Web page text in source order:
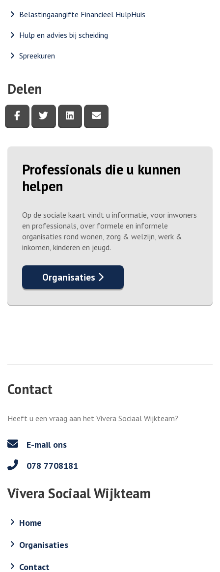
Belastingaangifte Financieel HulpHuis
Hulp en advies bij scheiding
Spreekuren
Delen
Deel deze pagina via Facebook
Deel deze pagina via Twitter
Deel deze pagina via LinkedIn
Professionals die u kunnen
helpen
Op de sociale kaart vindt u informatie, voor inwoners
en professionals, over formele en informele
organisaties rond wonen, zorg & welzijn, werk &
inkomen, kinderen en jeugd.
Organisaties
Contact
Heeft u een vraag aan het Vivera Sociaal Wijkteam?
E-mail ons
078 7708181
Vivera Sociaal Wijkteam
Home
Organisaties
Contact